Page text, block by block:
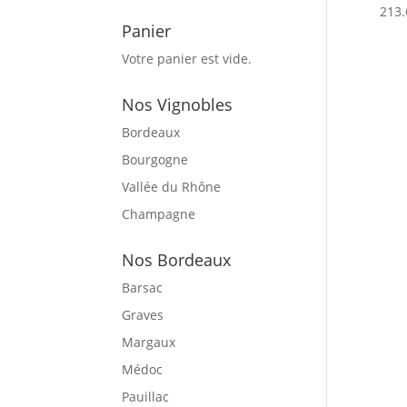
Panier
Votre panier est vide.
Nos Vignobles
Bordeaux
Bourgogne
Vallée du Rhône
Champagne
Nos Bordeaux
Barsac
Graves
Margaux
Médoc
Pauillac